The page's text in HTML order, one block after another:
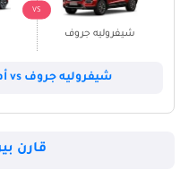
شيفروليه جروف
VS
شيفروليه جروف vs أم جي ZS
قارن